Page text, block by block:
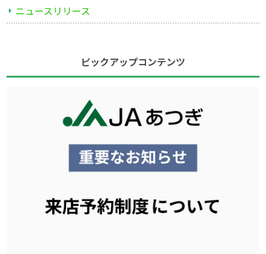
ニュースリリース
ピックアップコンテンツ